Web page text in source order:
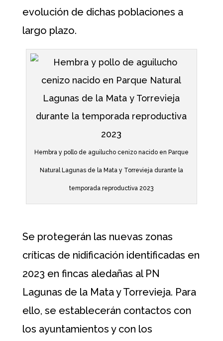
evolución de dichas poblaciones a
largo plazo.
Hembra y pollo de aguilucho cenizo nacido en Parque
Natural Lagunas de la Mata y Torrevieja durante la
temporada reproductiva 2023
Se protegerán las nuevas zonas
críticas de nidificación identificadas en
2023 en fincas aledañas al PN
Lagunas de la Mata y Torrevieja. Para
ello, se establecerán contactos con
los ayuntamientos y con los